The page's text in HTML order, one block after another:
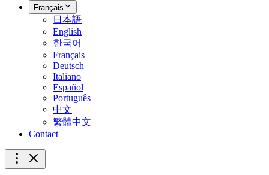
Français
日本語
English
한국어
Français
Deutsch
Italiano
Español
Português
中文
繁體中文
Contact